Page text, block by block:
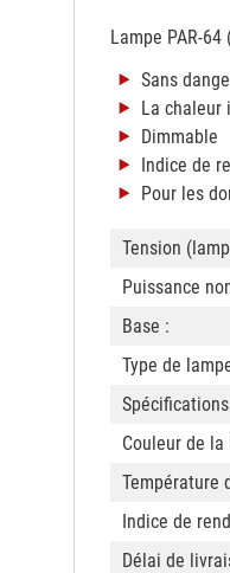
Lampe PAR-
Sans
La chaleur
Dimmable
Indice de
Pour les
Tension
Puissance
Base :
Type de
Couleur de
Température
Indice de
Délai de